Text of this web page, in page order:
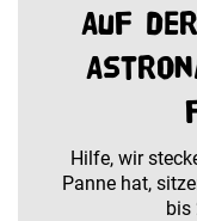
Auf
Hilfe, wir
Panne hat,
bis